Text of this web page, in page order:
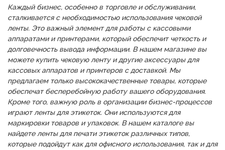
Каждый бизнес, особенно в торговле и обслуживании,
сталкивается с необходимостью использования чековой
ленты. Это важный элемент для работы с кассовыми
аппаратами и принтерами, который обеспечит четкость и
долговечность вывода информации. В нашем магазине вы
можете купить чековую ленту и другие аксессуары для
кассовых аппаратов и принтеров с доставкой. Мы
предлагаем только высококачественные товары, которые
обеспечат бесперебойную работу вашего оборудования.
Кроме того, важную роль в организации бизнес-процессов
играют ленты для этикеток. Они используются для
маркировки товаров и упаковок. В нашем каталоге вы
найдете ленты для печати этикеток различных типов,
которые подойдут как для офисного использования, так и для